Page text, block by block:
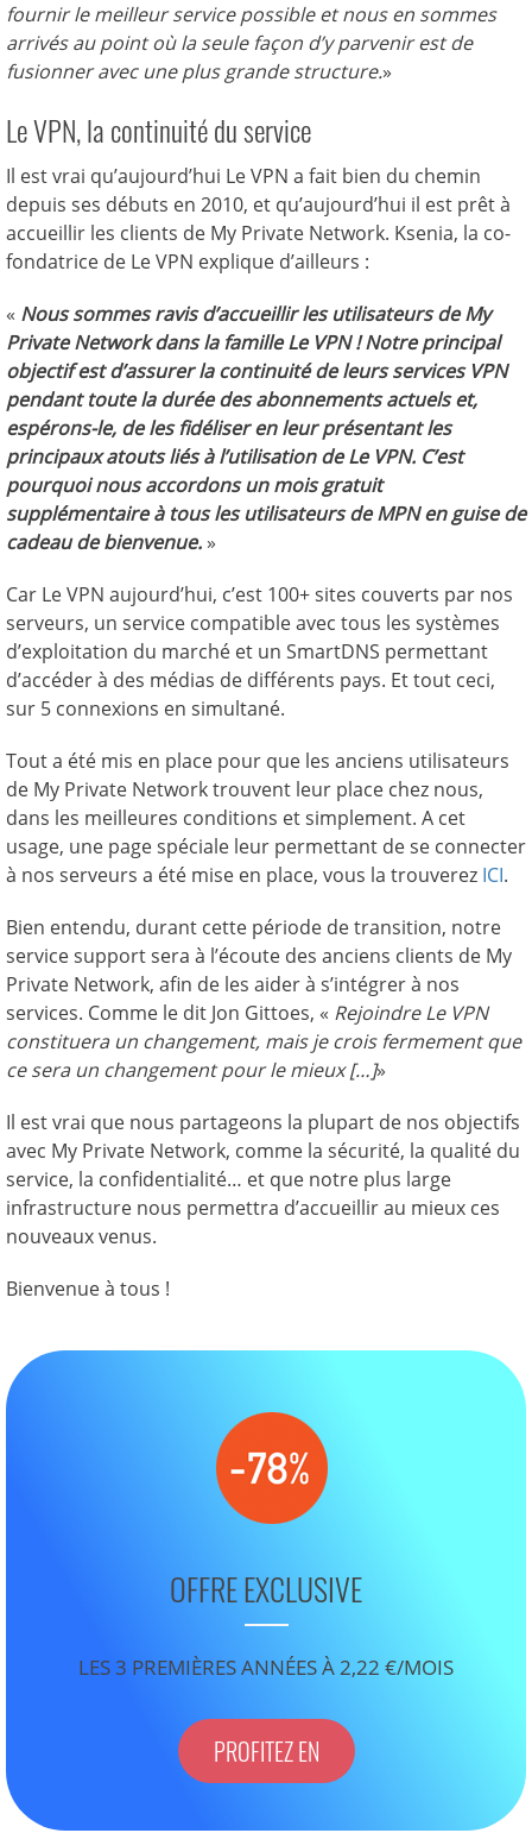
fournir le meilleur service possible et nous en sommes
arrivés au point où la seule façon d’y parvenir est de
fusionner avec une plus grande structure.»
Le VPN, la continuité du service
Il est vrai qu’aujourd’hui Le VPN a fait bien du chemin
depuis ses débuts en 2010, et qu’aujourd’hui il est prêt à
accueillir les clients de My Private Network. Ksenia, la co-
fondatrice de Le VPN explique d’ailleurs :
« Nous sommes ravis d’accueillir les utilisateurs de My
Private Network dans la famille Le VPN ! Notre principal
objectif est d’assurer la continuité de leurs services VPN
pendant toute la durée des abonnements actuels et,
espérons-le, de les fidéliser en leur présentant les
principaux atouts liés à l’utilisation de Le VPN. C’est
pourquoi nous accordons un mois gratuit
supplémentaire à tous les utilisateurs de MPN en guise de
cadeau de bienvenue. »
Car Le VPN aujourd’hui, c’est 100+ sites couverts par nos
serveurs, un service compatible avec tous les systèmes
d’exploitation du marché et un SmartDNS permettant
d’accéder à des médias de différents pays. Et tout ceci,
sur 5 connexions en simultané.
Tout a été mis en place pour que les anciens utilisateurs
de My Private Network trouvent leur place chez nous,
dans les meilleures conditions et simplement. A cet
usage, une page spéciale leur permettant de se connecter
à nos serveurs a été mise en place, vous la trouverez ICI.
Bien entendu, durant cette période de transition, notre
service support sera à l’écoute des anciens clients de My
Private Network, afin de les aider à s’intégrer à nos
services. Comme le dit Jon Gittoes, « Rejoindre Le VPN
constituera un changement, mais je crois fermement que
ce sera un changement pour le mieux […]»
Il est vrai que nous partageons la plupart de nos objectifs
avec My Private Network, comme la sécurité, la qualité du
service, la confidentialité… et que notre plus large
infrastructure nous permettra d’accueillir au mieux ces
nouveaux venus.
Bienvenue à tous !
OFFRE EXCLUSIVE
LES 3 PREMIÈRES ANNÉES À 2,22 €/MOIS
PROFITEZ EN